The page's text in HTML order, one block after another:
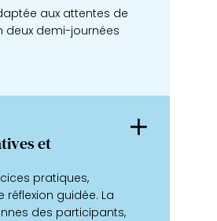
aux attentes de
deux demi-journées
et
pratiques,
guidée. La
des participants,